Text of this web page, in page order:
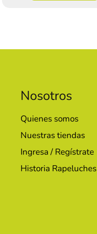
Nosotros
Quienes somos
Nuestras tiendas
Ingresa / Regístrate
Historia Rapeluches